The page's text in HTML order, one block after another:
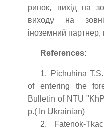
ринок, вихід на
виходу на
іноземний
References:
1. Pichuhina
of entering the
Bulletin of NTU
p.( In Ukrainian)
2. Fatenok-